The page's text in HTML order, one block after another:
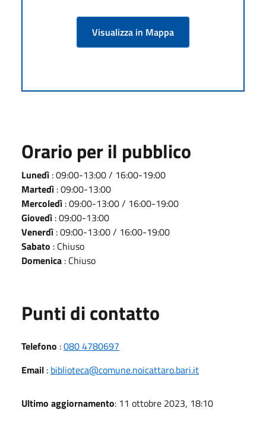
Visualizza in Mappa
Orario per il pubblico
Lunedì : 09:00-13:00 / 16:00-19:00
Martedì : 09:00-13:00
Mercoledì : 09:00-13:00 / 16:00-19:00
Giovedì : 09:00-13:00
Venerdì : 09:00-13:00 / 16:00-19:00
Sabato : Chiuso
Domenica : Chiuso
Punti di contatto
Telefono :080 4780697
Email : biblioteca@comune.noicattaro.bari.it
Ultimo aggiornamento: 11 ottobre 2023, 18:10